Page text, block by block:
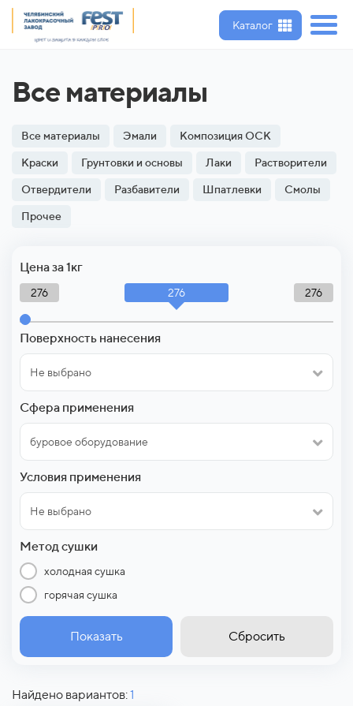
Каталог
Все материалы
Все материалы Эмали Композиция ОСК
Краски Грунтовки и основы Лаки Растворители
Отвердители Разбавители Шпатлевки Смолы
Прочее
Цена за 1кг
276 276 276
Поверхность нанесения
Не выбрано
Сфера применения
буровое оборудование
Условия применения
Не выбрано
Метод сушки
холодная сушка
горячая сушка
Показать Сбросить
Найдено вариантов:1